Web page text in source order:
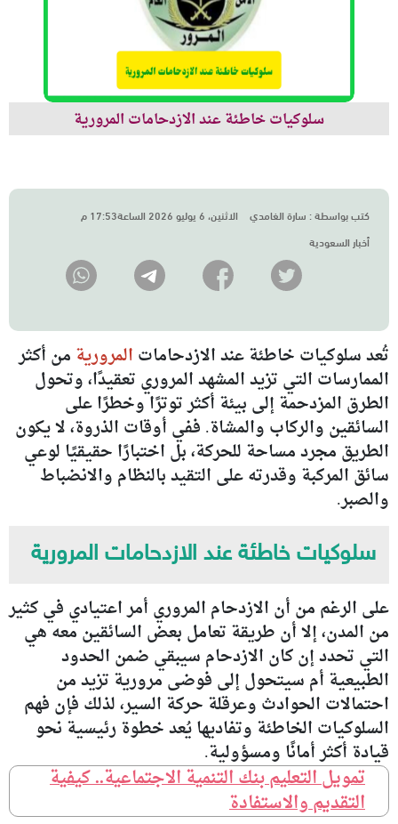
سلوكيات خاطئة عند الازدحامات المرورية
كتب بواسطة : سارة الغامدي
الاثنين، 6 يوليو 2026 الساعة17:53 م
أخبار السعودية
تُعد سلوكيات خاطئة عند الازدحامات المرورية من أكثر
الممارسات التي تزيد المشهد المروري تعقيدًا، وتحول
الطرق المزدحمة إلى بيئة أكثر توترًا وخطرًا على
السائقين والركاب والمشاة. ففي أوقات الذروة، لا يكون
الطريق مجرد مساحة للحركة، بل اختبارًا حقيقيًا لوعي
سائق المركبة وقدرته على التقيد بالنظام والانضباط
والصبر.
سلوكيات خاطئة عند الازدحامات المرورية
على الرغم من أن الازدحام المروري أمر اعتيادي في كثير
من المدن، إلا أن طريقة تعامل بعض السائقين معه هي
التي تحدد إن كان الازدحام سيبقي ضمن الحدود
الطبيعية أم سيتحول إلى فوضى مرورية تزيد من
احتمالات الحوادث وعرقلة حركة السير، لذلك فإن فهم
السلوكيات الخاطئة وتفاديها يُعد خطوة رئيسية نحو
قيادة أكثر أمانًا ومسؤولية.
تمويل التعليم بنك التنمية الاجتماعية.. كيفية
التقديم والاستفادة